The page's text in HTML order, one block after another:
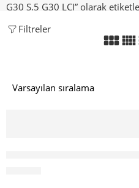
G30 S.5 G30 LCI” olarak
Filtreler